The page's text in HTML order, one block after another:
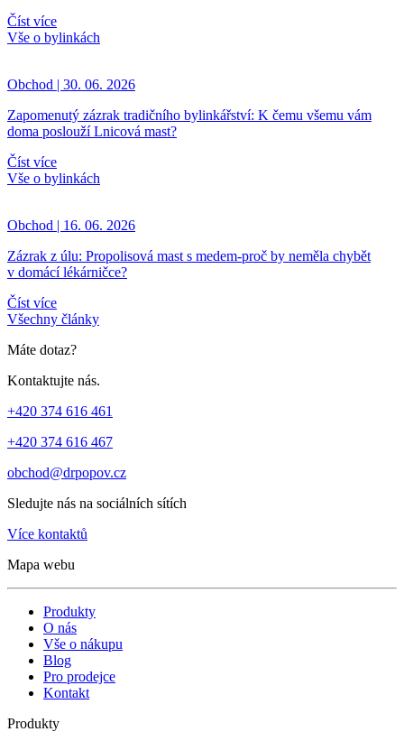
Číst více
Vše o bylinkách
Obchod | 30. 06. 2026
Zapomenutý zázrak tradičního bylinkářství: K čemu všemu vám
doma poslouží Lnicová mast?
Číst více
Vše o bylinkách
Obchod | 16. 06. 2026
Zázrak z úlu: Propolisová mast s medem-proč by neměla chybět
v domácí lékárničce?
Číst více
Všechny články
Máte dotaz?
Kontaktujte nás.
+420 374 616 461
+420 374 616 467
obchod@drpopov.cz
Sledujte nás na sociálních sítích
Více kontaktů
Mapa webu
Produkty
O nás
Vše o nákupu
Blog
Pro prodejce
Kontakt
Produkty